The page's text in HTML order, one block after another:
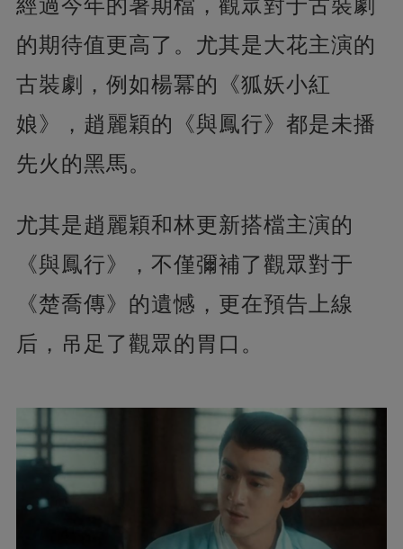
經過今年的暑期檔，觀眾對于古裝劇
的期待值更高了。尤其是大花主演的
古裝劇，例如楊冪的《狐妖小紅
娘》，趙麗穎的《與鳳行》都是未播
先火的黑馬。
尤其是趙麗穎和林更新搭檔主演的
《與鳳行》，不僅彌補了觀眾對于
《楚喬傳》的遺憾，更在預告上線
后，吊足了觀眾的胃口。